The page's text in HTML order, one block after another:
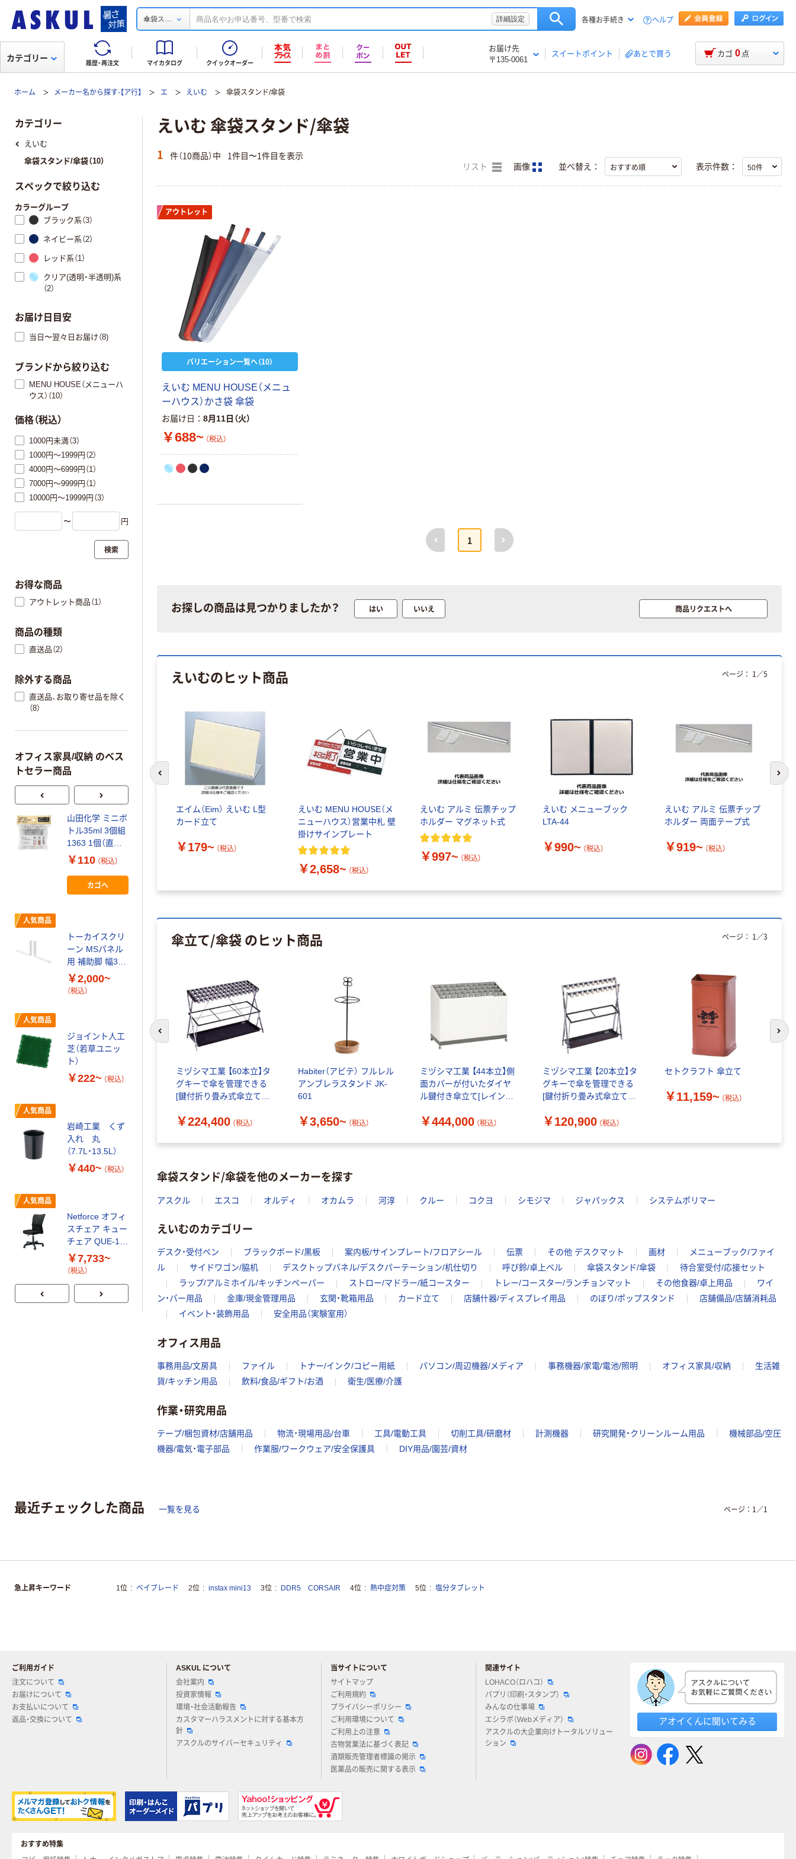
傘袋ス... 詳細設定 各種お手続き ヘルプ
履歴・再注文 マイカタログ クイックオーダー
お届け先
〒135-0061
スイートポイント あとで買う
カテゴリー カゴ 0 点
ホーム メーカー名から探す-【ア行】 エ えいむ 傘袋スタンド/傘袋
えいむ 傘袋スタンド/傘袋
1 件（10商品）中 1件目〜1件目を表示
リスト 画像 並べ替え： 表示件数：
アウトレット
バリエーション一覧へ（10）
えいむ MENU HOUSE（メニュ
ーハウス）かさ袋 傘袋
お届け日 8月11日（火）
￥688~ （税込）
前へ
1
次へ
お探しの商品は見つかりましたか？ はい いいえ 商品リクエストへ
えいむのヒット商品
アウトレット
ューブックLB-402（中）
￥1,650~ （税込）
エイム（Eim） えいむ L型
カード立て
￥179~ （税込）
えいむ MENU HOUSE（メ
ニューハウス）営業中札 壁
掛けサインプレート
￥2,658~ （税込）
えいむ アルミ 伝票チップ
ホルダー マグネット式
￥997~ （税込）
えいむ メニューブック
LTA-44
￥990~ （税込）
えいむ アルミ 伝票チップ
ホルダー 両面テープ式
￥919~ （税込）
ページ： 1 ／5
次
傘立て/傘袋 のヒット商品
（直送
ミヅシマ工業 【60本立】タ
グキーで傘を管理できる
[鍵付折り畳み式傘立てX-
台（直送品）
￥224,400 （税込）
Habiter（アビテ） フルレル
アンブレラスタンド JK-
601
￥3,650~ （税込）
ミヅシマ工業 【44本立】側
面カバーが付いたダイヤ
ル鍵付き傘立て[レインス
rainstandPC-44D 1台（直
￥444,000 （税込）
ミヅシマ工業 【20本立】タ
グキーで傘を管理できる
[鍵付折り畳み式傘立てX-
台（直送品）
￥120,900 （税込）
セトクラフト 傘立て
￥11,159~ （税込）
ページ： 1 ／3
前のスライドへ 次
傘袋スタンド/傘袋を他のメーカーを探す
アスクル エスコ オルディ オカムラ 河淳 クルー コクヨ シモジマ ジャパックス システムポリマー
えいむのカテゴリー
デスク・受付ペン ブラックボード/黒板 案内板/サインプレート/フロアシール 伝票 その他 デスクマット 画材
メニューブック/ファイ
ル
サイドワゴン/脇机 デスクトップパネル/デスクパーテーション/机仕切り 呼び鈴/卓上ベル 傘袋スタンド/傘袋
待合室受付/応接セット
ラップ/アルミホイル/キッチンペーパー
ストロー/マドラー/紙コースター トレー/コースター/ランチョンマット その他食器/卓上用品
ワイ
ン・バー用品
金庫/現金管理用品 玄関・靴箱用品 カード立て 店舗什器/ディスプレイ用品 のぼり/ポップスタンド
店舗備品/店舗消耗品
イベント・装飾用品
安全用品（実験室用）
オフィス用品
事務用品/文房具 ファイル トナー/インク/コピー用紙 パソコン/周辺機器/メディア 事務機器/家電/電池/照明 オフィス家具/収納
生活雑
貨/キッチン用品
飲料/食品/ギフト/お酒 衛生/医療/介護
作業・研究用品
テープ/梱包資材/店舗用品 物流・現場用品/台車 工具/電動工具 切削工具/研磨材 計測機器 研究開発・クリーンルーム用品
機械部品/空圧
機器/電気・電子部品
作業服/ワークウェア/安全保護具 DIY用品/園芸/資材
カテゴリー
えいむ
傘袋スタンド/傘袋（10）
スペックで絞り込む
カラーグループ
ブラック系（3）
ネイビー系（2）
レッド系（1）
クリア(透明・半透明)系
（2）
お届け日目安
当日〜翌々日お届け（8)
ブランドから絞り込む
MENU HOUSE（メニューハ
ウス）（10）
価格（税込）
1000円未満（3）
1000円～1999円（2）
4000円～6999円（1）
7000円～9999円（1）
10000円～19999円（3）
〜 円
検索
お得な商品
アウトレット商品（1）
商品の種類
直送品（2）
除外する商品
直送品、お取り寄せ品を除く
（8）
オフィス家具/収納 のベス
トセラー商品
山田化学 ミニボ
トル35ml 3個組
1363 1個（直送
品）
￥110 （税込）
カゴへ
人気商品
トーカイスクリ
ーン MSパネル
用 補助脚 幅38×
奥行230×高さ
190mm
￥2,000~
（税込）
人気商品
ジョイント人工
芝（若草ユニッ
ト）
￥222~ （税込）
人気商品
岩崎工業 くず
入れ 丸
（7.7L・13.5L）
￥440~ （税込）
人気商品
Netforce オフィ
スチェア キュー
チェア QUE-1-
AW
￥7,733~
（税込）
人気商品
ナログ時計 電波
（税込）
オリジナル
リス くず入れ
角型13L ニーナ
（税込）
本気プライス
YAMAZEN メッ
シュチェア オフ
ィスチェア エコ
サポート付 肘無
し 座面昇降
BK/GY
￥5,580~
（税込）
サンワサプラ
ェア
￥6,290~
（税込）
リス ペダルペー
45L ニーナカ
ラー
￥2,300~
（税込）
人気商品
サナダ精工 A4
スタッキングバ
ク L8105 1個
人気商品
レームパーティ
ション 安定脚
補助脚
￥1,830~
リヒトラブ 机上
台 幅590mm（キ
ーボード対応
ト A4
￥290~ （税込）
ォーツ掛け時計
￥1,510~
（税込）
人気商品
リス バイオペー
GGYC
パステル
コンパクトざぶ
個
カゴへ
オリジナル
1363 1個（直送
品）
人気商品
190mm
￥2,000~
（税込）
ジョイント人工
芝（若草ユニッ
￥222~ （税込）
岩崎工業 くず
人気商品
AW￥7,733~
（税込）
最近チェックした商品 一覧を見る ページ： 1 ／1
急上昇キーワード 1位 ベイブレード 2位 instax mini13 3位 DDR5 CORSAIR 4位 熱中症対策 5位 塩分タブレット
ご利用ガイド
注文について
お届けについて
お支払いについて
返品・交換について
ASKUL について
会社案内
投資家情報
環境・社会活動報告
カスタマーハラスメントに対する基本方
針
アスクルのサイバーセキュリティ
当サイトについて
サイトマップ
ご利用規約
プライバシーポリシー
ご利用環境について
ご利用上の注意
古物営業法に基づく表記
酒類販売管理者標識の掲示
医薬品の販売に関する表示
関連サイト
LOHACO（ロハコ）
パプリ（印刷・スタンプ）
みんなの仕事場
エシラボ（Webメディア）
アスクルの大企業向けトータルソリュー
ション
アオイくんに聞いてみる
おすすめ特集